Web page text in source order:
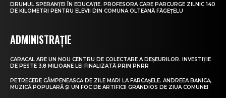
DRUMUL SPERANȚEI ÎN EDUCAȚIE. PROFESORA CARE PARCURGE ZILNIC 140
DE KILOMETRI PENTRU ELEVII DIN COMUNA OLTEANĂ FĂGEȚELU
ADMINISTRAȚIE
CARACAL ARE UN NOU CENTRU DE COLECTARE A DEȘEURILOR. INVESTIȚIE
DE PESTE 3,8 MILIOANE LEI FINALIZATĂ PRIN PNRR
PETRECERE CÂMPENEASCĂ DE ZILE MARI LA FĂRCAȘELE. ANDREEA BĂNICĂ,
MUZICĂ POPULARĂ ȘI UN FOC DE ARTIFICII GRANDIOS DE ZIUA COMUNEI